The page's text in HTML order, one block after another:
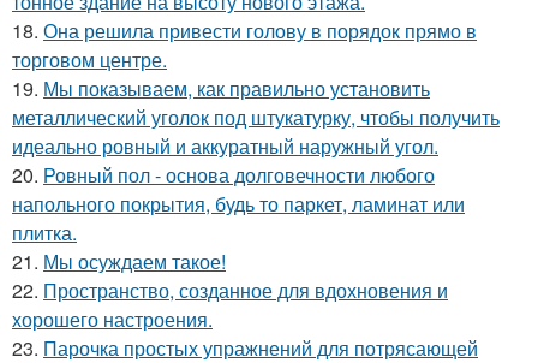
18. Она решила привести голову в порядок прямо в
торговом центре.
19. Мы показываем, как правильно установить
металлический уголок под штукатурку, чтобы получить
идеально ровный и аккуратный наружный угол.
20. Ровный пол - основа долговечности любого
напольного покрытия, будь то паркет, ламинат или
плитка.
21. Мы осуждаем такое!
22. Пространство, созданное для вдохновения и
хорошего настроения.
23. Парочка простых упражнений для потрясающей